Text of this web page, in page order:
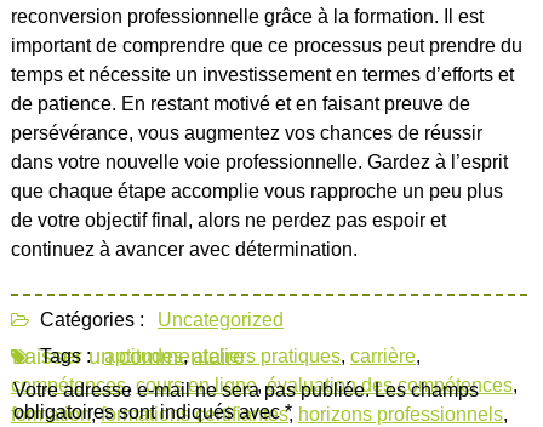
reconversion professionnelle grâce à la formation. Il est
important de comprendre que ce processus peut prendre du
temps et nécessite un investissement en termes d’efforts et
de patience. En restant motivé et en faisant preuve de
persévérance, vous augmentez vos chances de réussir
dans votre nouvelle voie professionnelle. Gardez à l’esprit
que chaque étape accomplie vous rapproche un peu plus
de votre objectif final, alors ne perdez pas espoir et
continuez à avancer avec détermination.
Catégories :
Uncategorized
Tags : aptitudes,ateliers pratiques, carrière,
compétences, cours en ligne,évaluation des compétences,
formation,formations certifiantes, horizons professionnels,
Laisser un commentaire
Votre adresse e-mail ne sera pas publiée. Les champs
obligatoires sont indiqués avec*